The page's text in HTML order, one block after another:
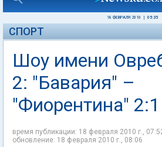
18 ФЕВРАЛЯ 2010 05:35
СПОРТ
Шоу имени
2: "Бавария" –
"Фиорентина" 2:1
время публикации: 18 февраля 2010 г.,
обновление: 18 февраля 2010 г., 08:06